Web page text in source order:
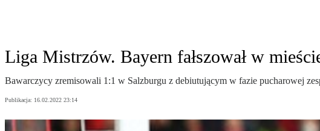
Liga Mistrzów. Bayern fałszował w
Bawarczycy zremisowali 1:1 w Salzburgu z debiutującym w fazie pucharowej
Publikacja: 16.02.2022 23:14